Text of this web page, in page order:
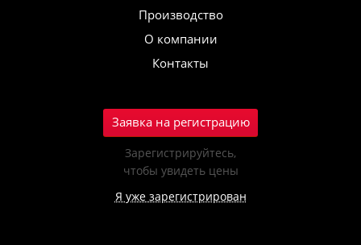
Производство
О компании
Контакты
Заявка на регистрацию
Зарегистрируйтесь,
чтобы увидеть цены
Я уже зарегистрирован